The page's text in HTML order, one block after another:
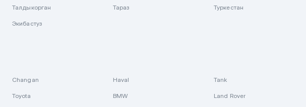
Талдыкорган Тараз Туркестан
Экибастуз
Changan Haval Tank
Toyota BMW Land Rover